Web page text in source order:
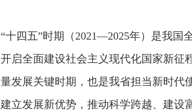
“十四五”时期（2021—2025年）是我国
开启全面建设社会主义现代化国家新征
量发展关键时期，也是我省担当新时代
建立发展新优势，推动科学跨越、建设